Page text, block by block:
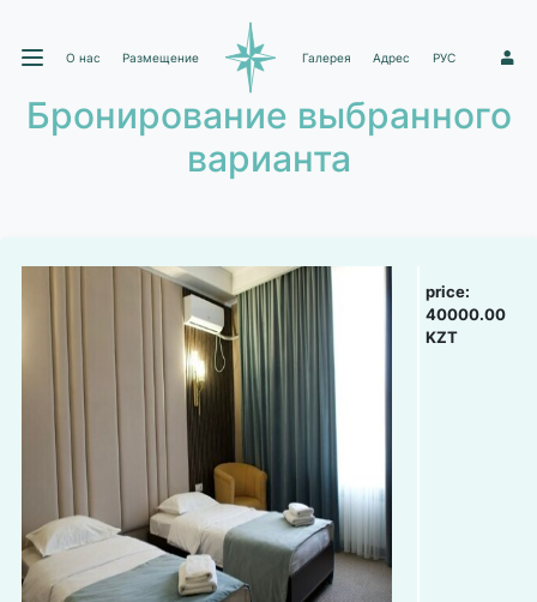
О нас Размещение Галерея Адрес РУС 1
Бронирование выбранного
варианта
price:
40000.00
KZT